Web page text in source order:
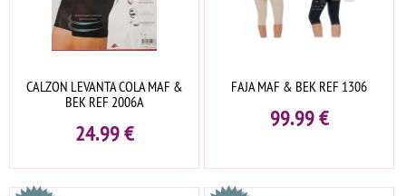
CALZON LEVANTA COLA MAF &
BEK REF 2006A
24.99€
FAJA MAF & BEK REF 1306
99.99€